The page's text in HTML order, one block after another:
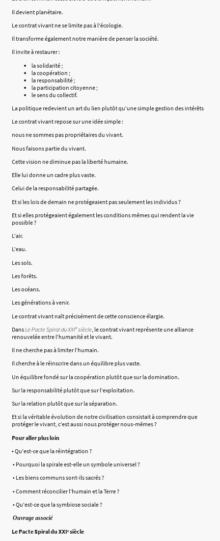
Il devient planétaire.
Le contrat vivant ne se limite pas à l'écologie.
Il transforme également notre manière de penser la société.
Il invite à restaurer :
la solidarité ;
la coopération ;
la responsabilité ;
la participation citoyenne ;
le sens du collectif.
La politique redevient un art du lien plutôt qu'une simple gestion des intérêts
Le contrat vivant repose sur une idée simple :
nous ne sommes pas propriétaires du vivant.
Nous faisons partie du vivant.
Cette vision ne diminue pas la liberté humaine.
Elle lui donne un cadre plus vaste.
Celui de la responsabilité partagée.
Et si les lois de demain ne protégeaient pas seulement les individus ?
Et si elles protégeaient également les conditions mêmes qui rendent la vie
possible ?
L'air.
L'eau.
Les sols.
Les forêts.
Les océans.
Les générations à venir.
Le contrat vivant naît précisément de cette conscience élargie.
DansLe Pacte Spiral du XXIᵉ siècle , le contrat vivant représente une alliance
renouvelée entre l'humanité et le vivant.
Il ne cherche pas à limiter l'humain.
Il cherche à le réinscrire dans un équilibre plus vaste.
Un équilibre fondé sur la coopération plutôt que sur la domination.
Sur la responsabilité plutôt que sur l'exploitation.
Sur la relation plutôt que sur la séparation.
Et si la véritable évolution de notre civilisation consistait à comprendre que
protéger le vivant, c'est aussi nous protéger nous-mêmes ?
Pour aller plus loin
• Qu'est-ce que la réintégration ?
• Pourquoi la spirale est-elle un symbole universel ?
• Les biens communs sont-ils sacrés ?
• Comment réconcilier l'humain et la Terre ?
• Qu'est-ce que la symbiose sociale ?
Ouvrage associé
Le Pacte Spiral du XXIᵉ siècle